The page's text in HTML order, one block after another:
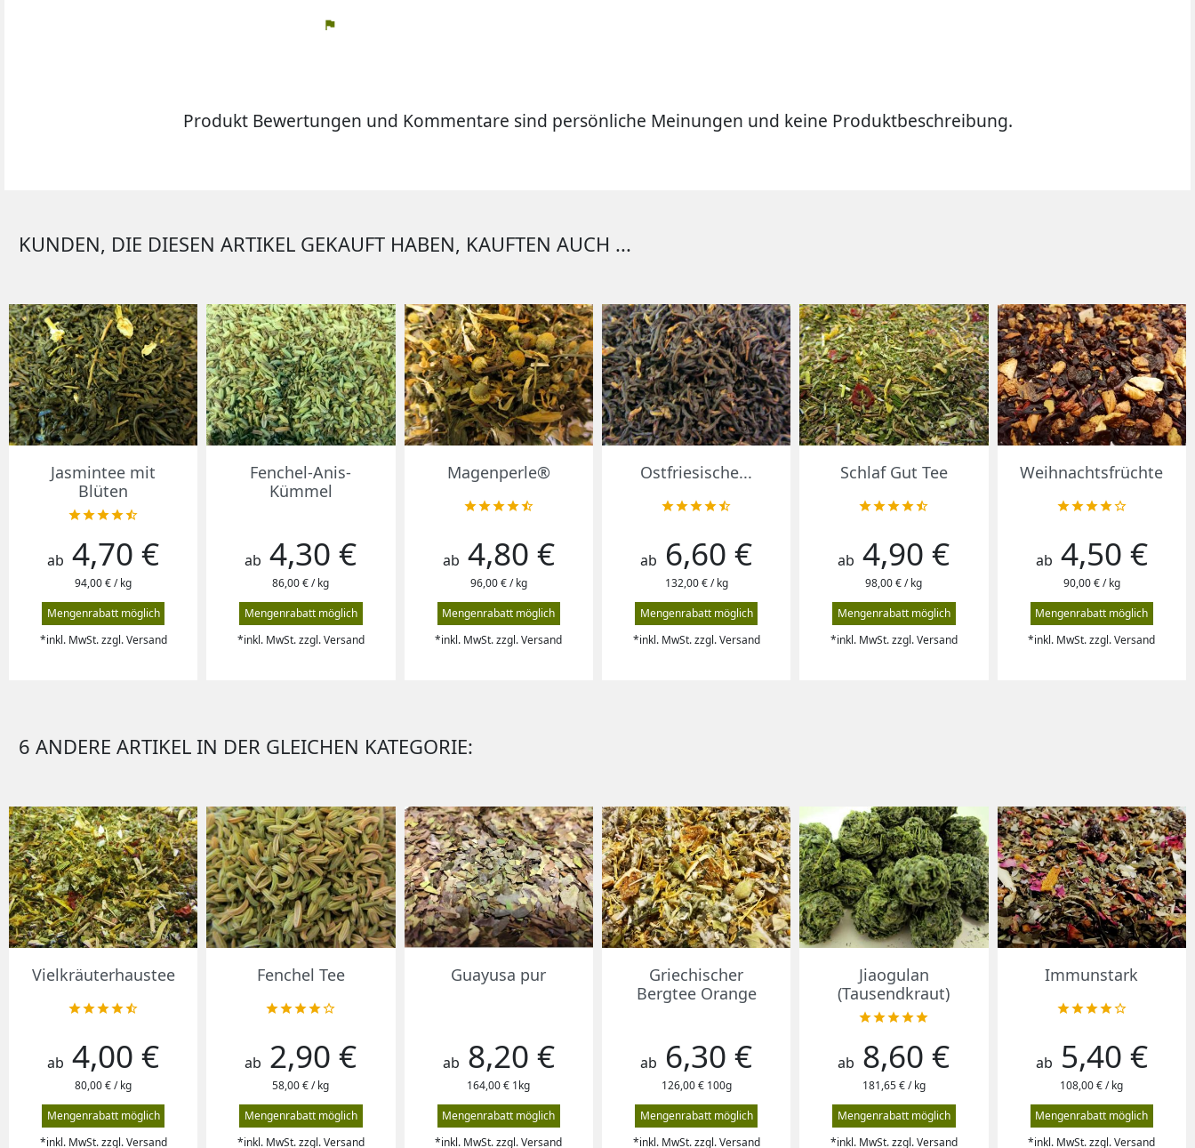
flag
Produkt Bewertungen und Kommentare sind persönliche Meinungen und keine Produktbeschreibung.
KUNDEN, DIE DIESEN ARTIKEL GEKAUFT HABEN, KAUFTEN AUCH ...
Vorschau
Jasmintee mit
Blüten

Preis
ab 4,70 €
94,00 € / kg
Mengenrabatt möglich
*inkl. MwSt. zzgl. Versand
Vorschau
Fenchel-Anis-
Kümmel
Preis
ab 4,30 €
86,00 € / kg
Mengenrabatt möglich
*inkl. MwSt. zzgl. Versand
Vorschau
Magenperle®

Preis
ab 4,80 €
96,00 € / kg
Mengenrabatt möglich
*inkl. MwSt. zzgl. Versand
Vorschau
Ostfriesische...

Preis
ab 6,60 €
132,00 € / kg
Mengenrabatt möglich
*inkl. MwSt. zzgl. Versand
 Vorschau
Schlaf Gut Tee

Preis
ab 4,90 €
98,00 € / kg
Mengenrabatt möglich
*inkl. MwSt. zzgl. Versand
Vorschau
Weihnachtsfrüchte

Preis
ab 4,50 €
90,00 € / kg
Mengenrabatt möglich
*inkl. MwSt. zzgl. Versand
6 ANDERE ARTIKEL IN DER GLEICHEN KATEGORIE:
Vorschau
Vielkräuterhaustee

Preis
ab 4,00 €
80,00 € / kg
Mengenrabatt möglich
*inkl. MwSt. zzgl. Versand
Vorschau
Fenchel Tee

Preis
ab 2,90 €
58,00 € / kg
Mengenrabatt möglich
*inkl. MwSt. zzgl. Versand
Vorschau
Guayusa pur
Preis
ab 8,20 €
164,00 € 1kg
Mengenrabatt möglich
*inkl. MwSt. zzgl. Versand
Vorschau
Griechischer
Bergtee Orange
Preis
ab 6,30 €
126,00 € 100g
Mengenrabatt möglich
*inkl. MwSt. zzgl. Versand
Vorschau
Jiaogulan
(Tausendkraut)

Preis
ab 8,60 €
181,65 € / kg
Mengenrabatt möglich
*inkl. MwSt. zzgl. Versand
Vorschau
Immunstark

Preis
ab 5,40 €
108,00 € / kg
Mengenrabatt möglich
*inkl. MwSt. zzgl. Versand